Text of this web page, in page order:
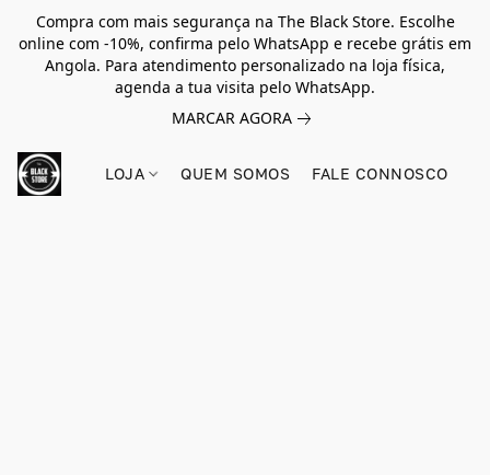
Compra com mais segurança na The Black Store. Escolhe
online com -10%, confirma pelo WhatsApp e recebe grátis em
Angola. Para atendimento personalizado na loja física,
agenda a tua visita pelo WhatsApp.
MARCAR AGORA
LOJA QUEM SOMOS FALE CONNOSCO